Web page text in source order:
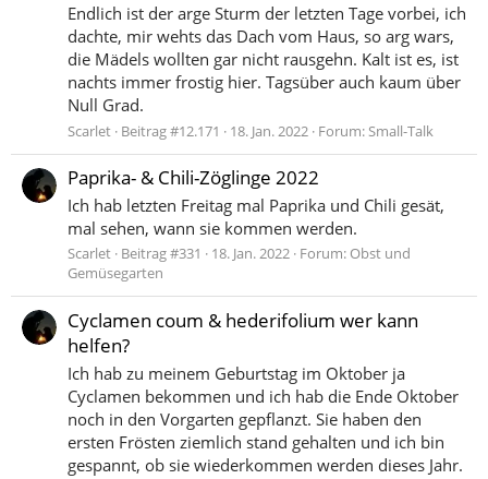
Endlich ist der arge Sturm der letzten Tage vorbei, ich
dachte, mir wehts das Dach vom Haus, so arg wars,
die Mädels wollten gar nicht rausgehn. Kalt ist es, ist
nachts immer frostig hier. Tagsüber auch kaum über
Null Grad.
Scarlet Beitrag #12.171 18. Jan. 2022 Forum:Small-Talk
Paprika- & Chili-Zöglinge 2022
Ich hab letzten Freitag mal Paprika und Chili gesät,
mal sehen, wann sie kommen werden.
Scarlet Beitrag #331 18. Jan. 2022 Forum: Obst und
Gemüsegarten
Cyclamen coum & hederifolium wer kann
helfen?
Ich hab zu meinem Geburtstag im Oktober ja
Cyclamen bekommen und ich hab die Ende Oktober
noch in den Vorgarten gepflanzt. Sie haben den
ersten Frösten ziemlich stand gehalten und ich bin
gespannt, ob sie wiederkommen werden dieses Jahr.